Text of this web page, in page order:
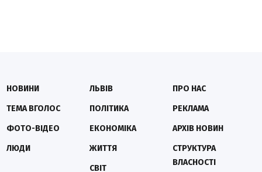
НОВИНИ
ТЕМА ВГОЛОС
ФОТО-ВІДЕО
ЛЮДИ
ЛЬВІВ
ПОЛІТИКА
ЕКОНОМІКА
ЖИТТЯ
СВІТ
ПРО НАС
РЕКЛАМА
АРХІВ НОВИН
СТРУКТУРА
ВЛАСНОСТІ